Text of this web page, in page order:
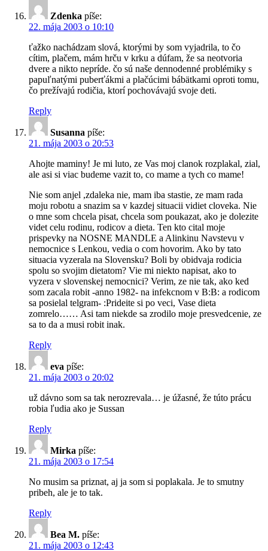
Zdenka píše:
22. mája 2003 o 10:10
ťažko nachádzam slová, ktorými by som vyjadrila, to čo
cítim, plačem, mám hrču v krku a dúfam, že sa neotvoria
dvere a nikto nepríde. čo sú naše dennodenné problémiky s
papuľnatými puberťákmi a plačúcimi bábätkami oproti tomu,
čo prežívajú rodičia, ktorí pochovávajú svoje deti.
Reply
Susanna píše:
21. mája 2003 o 20:53
Ahojte maminy! Je mi luto, ze Vas moj clanok rozplakal, zial,
ale asi si viac budeme vazit to, co mame a tych co mame!
Nie som anjel ,zdaleka nie, mam iba stastie, ze mam rada
moju robotu a snazim sa v kazdej situacii vidiet cloveka. Nie
o mne som chcela pisat, chcela som poukazat, ako je dolezite
videt celu rodinu, rodicov a dieta. Ten kto cital moje
prispevky na NOSNE MANDLE a Alinkinu Navstevu v
nemocnice s Lenkou, vedia o com hovorim. Ako by tato
situacia vyzerala na Slovensku? Boli by obidvaja rodicia
spolu so svojim dietatom? Vie mi niekto napisat, ako to
vyzera v slovenskej nemocnici? Verim, ze nie tak, ako ked
som zacala robit -anno 1982- na infekcnom v B:B: a rodicom
sa posielal telgram- :Prideite si po veci, Vase dieta
zomrelo…… Asi tam niekde sa zrodilo moje presvedcenie, ze
sa to da a musi robit inak.
Reply
eva píše:
21. mája 2003 o 20:02
už dávno som sa tak nerozrevala… je úžasné, že túto prácu
robia ľudia ako je Sussan
Reply
Mirka píše:
21. mája 2003 o 17:54
No musim sa priznat, aj ja som si poplakala. Je to smutny
pribeh, ale je to tak.
Reply
Bea M. píše:
21. mája 2003 o 12:43